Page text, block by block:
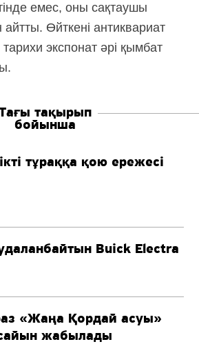
емес, оны сақтаушы
айтты. Өйткені антиквариат
тарихи экспонат әрі қымбат
тақырып
бойынша
тұраққа қою ережесі
Buick Electra
«Жаңа Қордай асуы»
жабылады